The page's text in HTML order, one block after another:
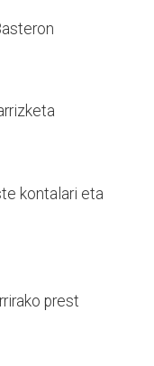
kontalari eta
prest